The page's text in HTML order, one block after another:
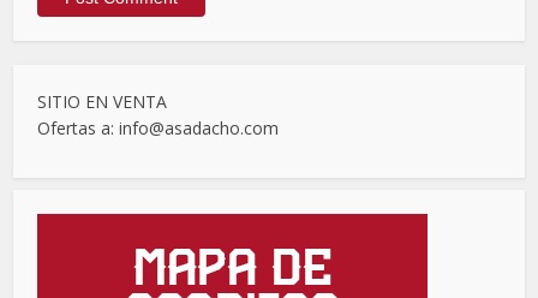
SITIO EN VENTA
Ofertas a: info@asadacho.com